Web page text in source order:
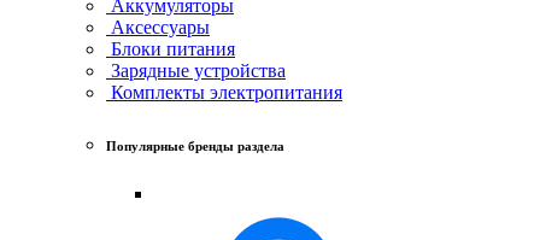
Аккумуляторы
Аксессуары
Блоки питания
Зарядные устройства
Комплекты электропитания
Популярные бренды раздела